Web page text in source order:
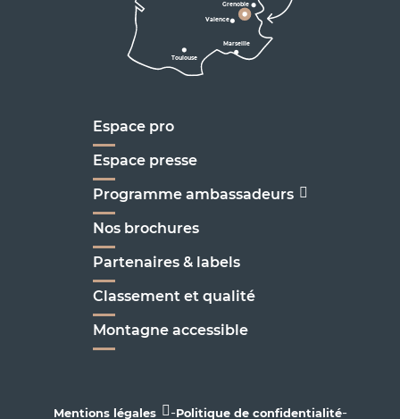
Toulouse
Marseille
Valence
Grenoble
D1075
Marseille
Espace pro
Espace presse
Programme ambassadeurs
Nos brochures
Partenaires & labels
Classement et qualité
Montagne accessible
Mentions légales -Politique de confidentialité-